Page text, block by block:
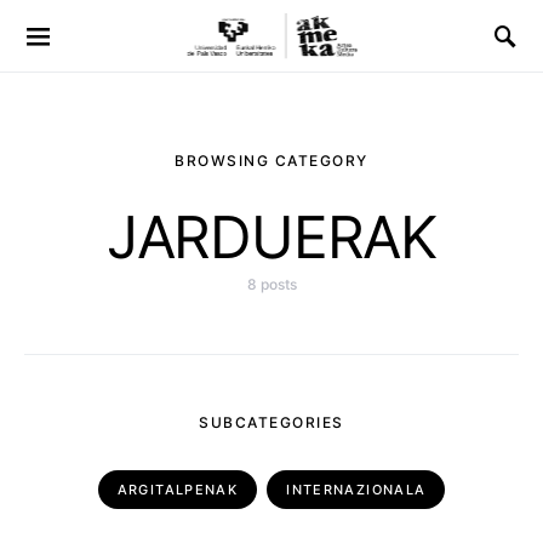
BROWSING CATEGORY
JARDUERAK
8 posts
SUBCATEGORIES
ARGITALPENAK INTERNAZIONALA